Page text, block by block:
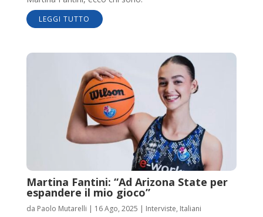
LEGGI TUTTO
Martina Fantini: “Ad Arizona State per
espandere il mio gioco”
da Paolo Mutarelli | 16 Ago, 2025 | Interviste, Italiani